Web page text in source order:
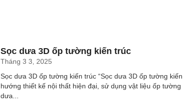
Sọc dưa 3D ốp tường kiến trúc
Tháng 3 3, 2025
Sọc dưa 3D ốp tường kiến trúc “Sọc dưa 3D ốp tường
hướng thiết kế nội thất hiện đại, sử dụng vật liệu ốp tường
dưa...